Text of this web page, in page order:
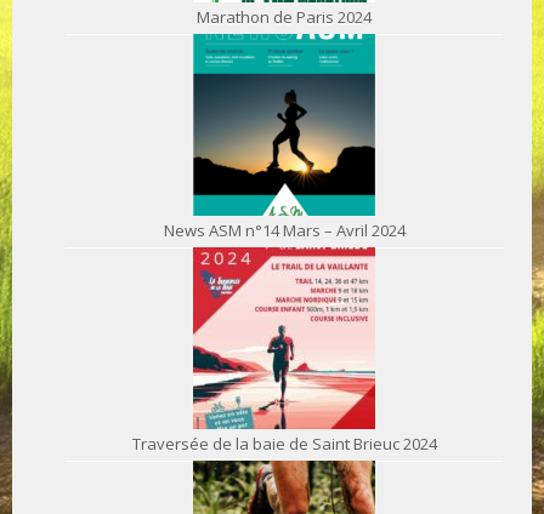
Marathon de Paris 2024
News ASM n°14 Mars – Avril 2024
Traversée de la baie de Saint Brieuc 2024